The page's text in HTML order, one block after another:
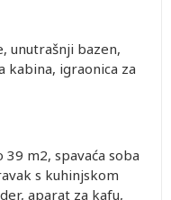
unutrašnji bazen,
kabina, igraonica za
m2, spavaća soba
s kuhinjskom
aparat za kafu,